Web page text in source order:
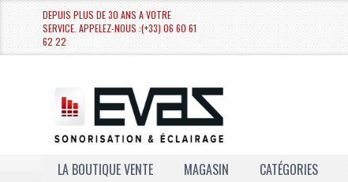
DEPUIS PLUS DE 30 ANS A VOTRE
SERVICE. APPELEZ-NOUS :(+33) 06 60 61
62 22
LA BOUTIQUE VENTE MAGASIN CATÉGORIES